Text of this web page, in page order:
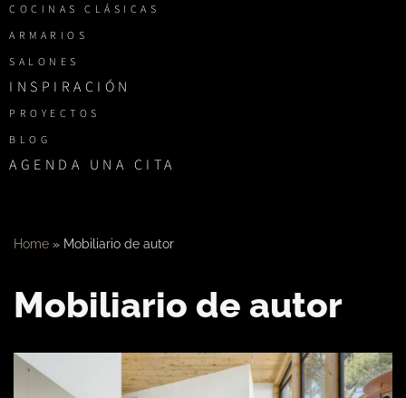
COCINAS CLÁSICAS
ARMARIOS
SALONES
INSPIRACIÓN
PROYECTOS
BLOG
AGENDA UNA CITA
Home » Mobiliario de autor
Mobiliario de autor